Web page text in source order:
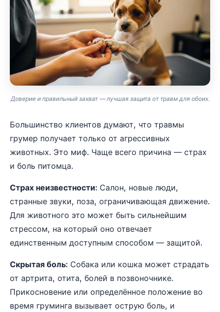
Доверие и правильный захват — лучшая защита от травм для обоих.
Большинство клиентов думают, что травмы
грумер получает только от агрессивных
животных. Это миф. Чаще всего причина — страх
и боль питомца.
Страх неизвестности: Салон, новые люди,
странные звуки, поза, ограничивающая движение.
Для животного это может быть сильнейшим
стрессом, на который оно отвечает
единственным доступным способом — защитой.
Скрытая боль: Собака или кошка может страдать
от артрита, отита, болей в позвоночнике.
Прикосновение или определённое положение во
время груминга вызывает острую боль, и